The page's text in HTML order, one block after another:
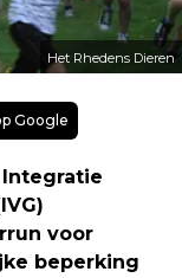
Het Rhedens Dieren
Google
Integratie
voor
beperking